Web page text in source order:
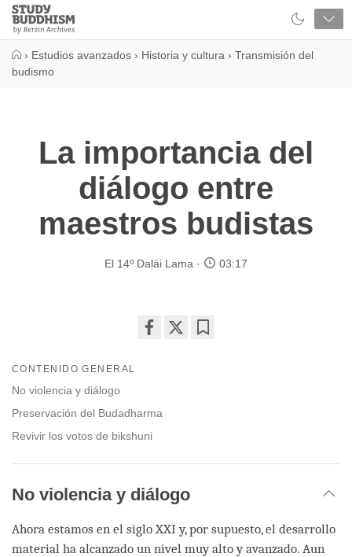
Close
Study
Buddhism
› Estudios avanzados › Historia y cultura › Transmisión del
budismo
La importancia del
diálogo entre
maestros budistas
El 14º Dalái Lama 03:17
CONTENIDO GENERAL
No violencia y diálogo
Preservación del Budadharma
Revivir los votos de bikshuni
No violencia y diálogo
Ahora estamos en el siglo XXI y, por supuesto, el desarrollo
material ha alcanzado un nivel muy alto y avanzado. Aun